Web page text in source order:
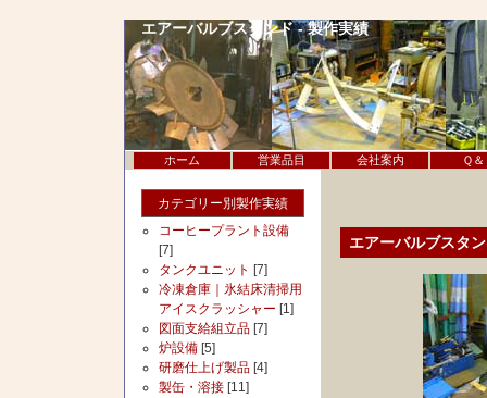
エアーバルブスタンド - 製作実績
ホーム 営業品目 会社案内 Ｑ
カテゴリー別製作実績
コーヒープラント設備
[7]
タンクユニット [7]
冷凍倉庫｜氷結床清掃用
アイスクラッシャー [1]
図面支給組立品 [7]
炉設備 [5]
研磨仕上げ製品 [4]
製缶・溶接 [11]
エアーバルブスタ